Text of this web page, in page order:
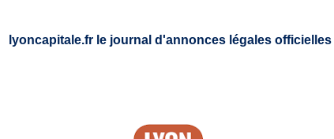
lyoncapitale.fr le journal d'annonces légales officielles